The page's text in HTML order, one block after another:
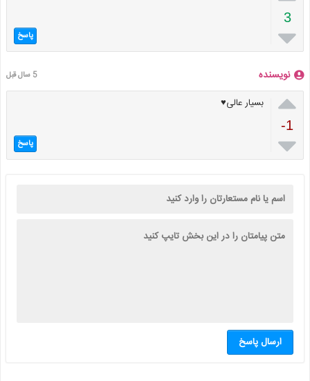
3
 پاسخ
نویسنده 5 سال قبل

-1

بسیار عالی♥️
پاسخ
ارسال پاسخ